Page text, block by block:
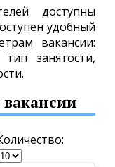
доступны
удобный
вакансии:
занятости,